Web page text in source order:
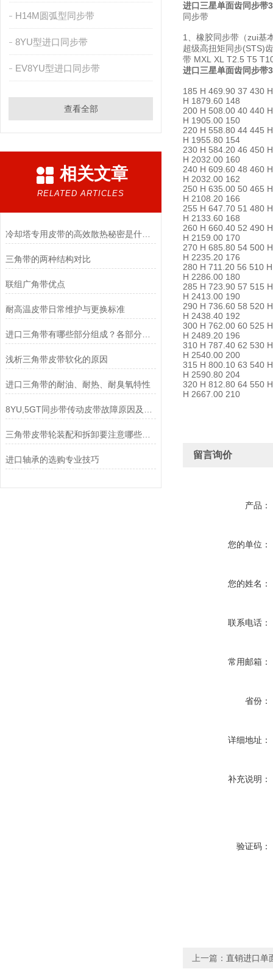
H14M圆弧型同步带
8YU型进口同步带
EV8YU型进口同步带
查看全部
相关文章
RELATED ARTICLES
冷却塔专用皮带的高效散热秘密是什么？
三角带的两种结构对比
联组广角带优点
耐高温皮带日常维护与更换标准
浅析三角带皮带软化的原因
进口三角带的耐油、耐热、耐臭氧特性
三角带皮带轮装配和拆卸要注意哪些东西？
进口轴承的选购专业技巧
进口三星单面齿同步带
同步带
1、橡胶同步带（zui基
超级高扭矩同步(STS)
带 MXL XL T2.5 T5
进口三星单面齿同步带
185 H 469.90 37 430
H 1879.60 148
200 H 508.00 40 440
H 1905.00 150
220 H 558.80 44 445
H 1955.80 154
230 H 584.20 46 450
H 2032.00 160
240 H 609.60 48 460
H 2032.00 162
250 H 635.00 50 465
H 2108.20 166
255 H 647.70 51 480
H 2133.60 168
260 H 660.40 52 490
H 2159.00 170
270 H 685.80 54 500
H 2235.20 176
280 H 711.20 56 510
H 2286.00 180
285 H 723.90 57 515
H 2413.00 190
290 H 736.60 58 520
H 2438.40 192
300 H 762.00 60 525
H 2489.20 196
310 H 787.40 62 530
H 2540.00 200
315 H 800.10 63 540
H 2590.80 204
320 H 812.80 64 550
H 2667.00 210
留言询价
产品：
您的单位：
您的姓名：
联系电话：
常用邮箱：
省份：
详细地址：
补充说明：
验证码：
上一篇： 直销进口单